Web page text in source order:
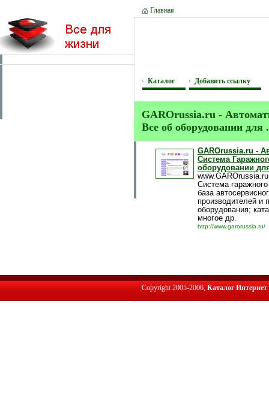
Главная
Каталог Добавить ссылку
GAROrussia.ru -
Все об оборудовании для
GAROrussia.ru -
Система
оборудовании
Система
база
производителей и
оборудования;
многое др.
http://www.garorussia.ru/
Copyright 2005-2006, Каталог Интернет